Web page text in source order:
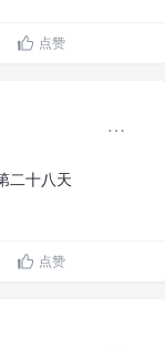
点赞
二十八天
点赞